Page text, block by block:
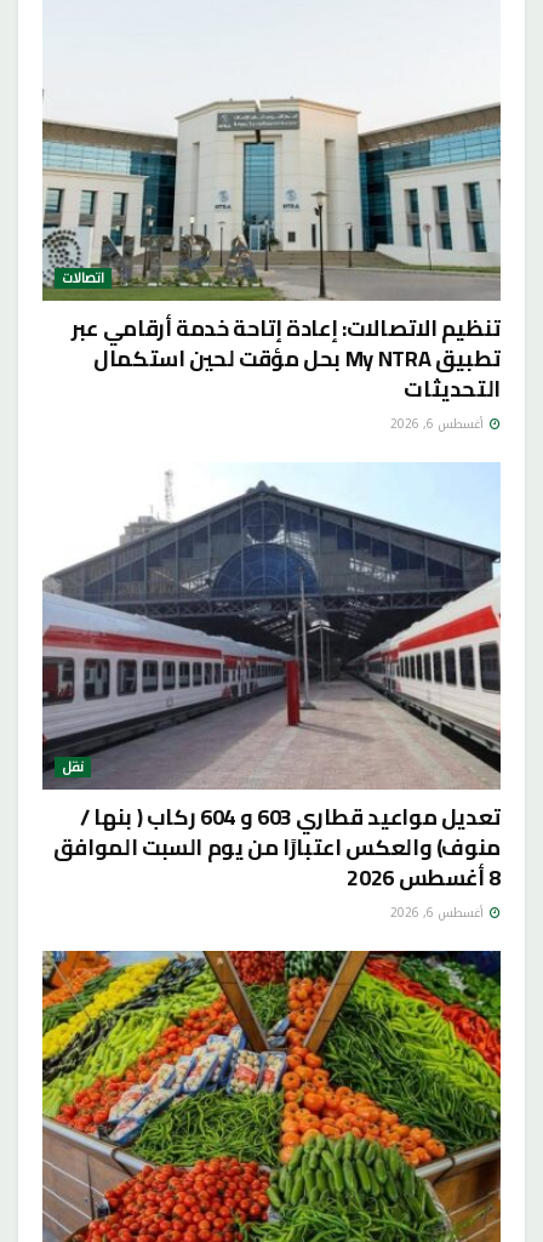
اتصالات
تنظيم الاتصالات: إعادة إتاحة خدمة أرقامي عبر
تطبيق My NTRA بحل مؤقت لحين استكمال
التحديثات
أغسطس 6, 2026
نقل
تعديل مواعيد قطاري 603 و 604 ركاب ( بنها /
منوف) والعكس اعتبارًا من يوم السبت الموافق
8 أغسطس 2026
أغسطس 6, 2026